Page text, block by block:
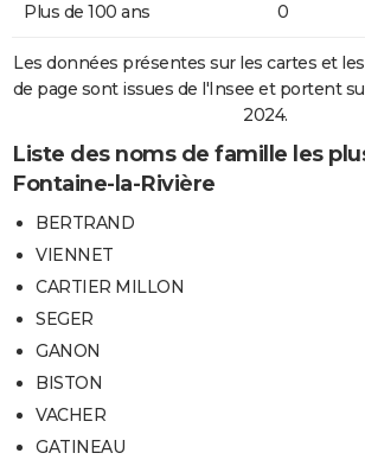
Plus de 100 ans 0
Les données présentes sur les cartes et
de page sont issues de l'Insee et portent
2024.
Liste des noms de famille les
Fontaine-la-Rivière
BERTRAND
VIENNET
CARTIER MILLON
SEGER
GANON
BISTON
VACHER
GATINEAU